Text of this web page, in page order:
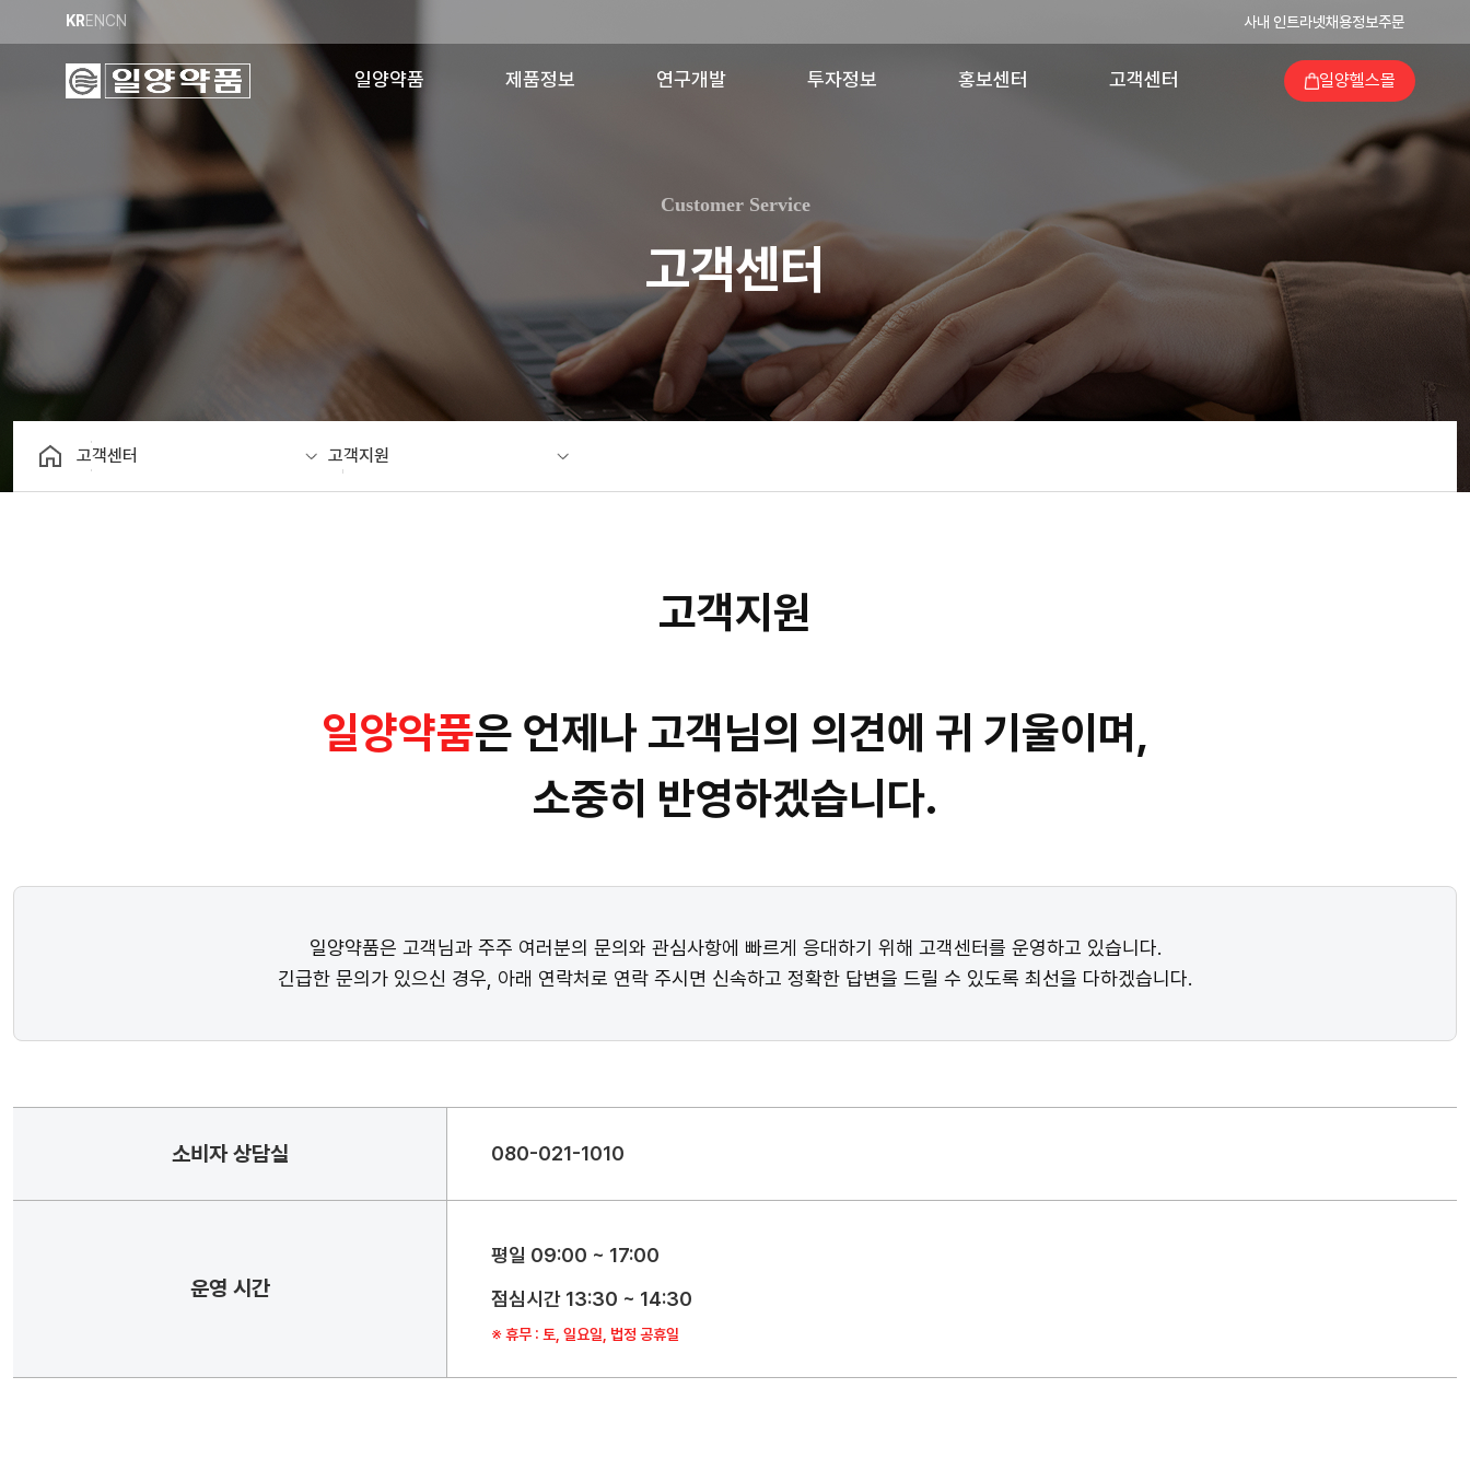
KRENCN 사내 인트라넷채용정보주문
일양약품 제품정보 연구개발 투자정보 홍보센터 고객센터 일양헬스몰
회사소개
채용정보
윤리경영
안전보건
주요연구성과
Licensing
사회공헌
고객지원
당번약국검색
Customer Service
고객센터
고객센터 고객지원
고객지원
일양약품은 언제나 고객님의 의견에 귀 기울이며,
소중히 반영하겠습니다.
일양약품은 고객님과 주주 여러분의 문의와 관심사항에 빠르게 응대하기 위해 고객센터를 운영하고 있습니다.
긴급한 문의가 있으신 경우, 아래 연락처로 연락 주시면 신속하고 정확한 답변을 드릴 수 있도록 최선을 다하겠습니다.
소비자 상담실 080-021-1010
운영 시간
평일 09:00 ~ 17:00
점심시간 13:30 ~ 14:30
※ 휴무 : 토, 일요일, 법정 공휴일